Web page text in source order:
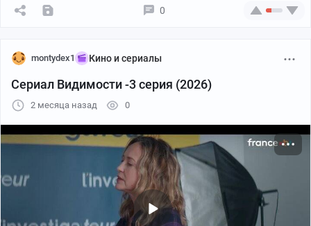
VK 52:30
0
montydex1 Кино и сериалы
Сериал Видимости -3 серия (2026)
2 месяца назад 0